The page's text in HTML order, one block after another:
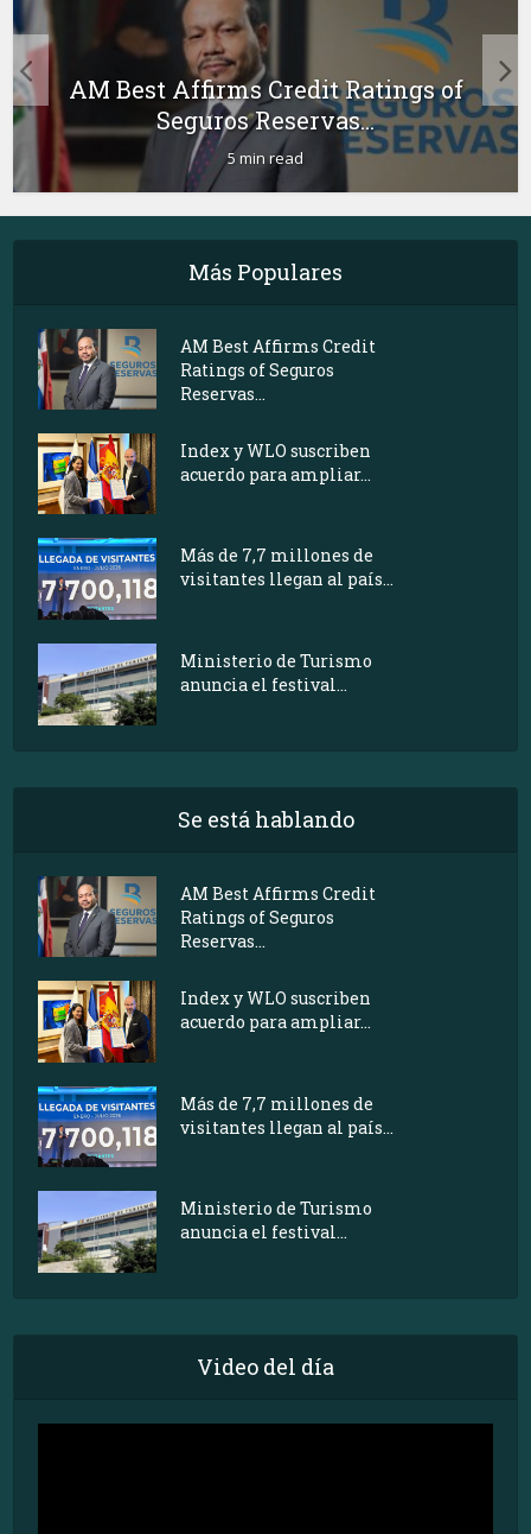
AM Best Affirms Credit Ratings of
Seguros Reservas...
5 min read
Más Populares
AM Best Affirms Credit
Ratings of Seguros
Reservas...
Index y WLO suscriben
acuerdo para ampliar...
Más de 7,7 millones de
visitantes llegan al país...
Ministerio de Turismo
anuncia el festival...
Se está hablando
AM Best Affirms Credit
Ratings of Seguros
Reservas...
Index y WLO suscriben
acuerdo para ampliar...
Más de 7,7 millones de
visitantes llegan al país...
Ministerio de Turismo
anuncia el festival...
Video del día